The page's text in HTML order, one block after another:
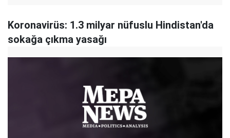
Koronavirüs: 1.3 milyar nüfuslu Hindistan'da
sokağa çıkma yasağı